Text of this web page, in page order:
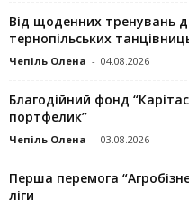
Від щоденних тренувань
тернопільських
Чепіль Олена - 04.08.2026
Благодійний фонд
портфелик”
Чепіль Олена - 03.08.2026
Перша перемога
ліги